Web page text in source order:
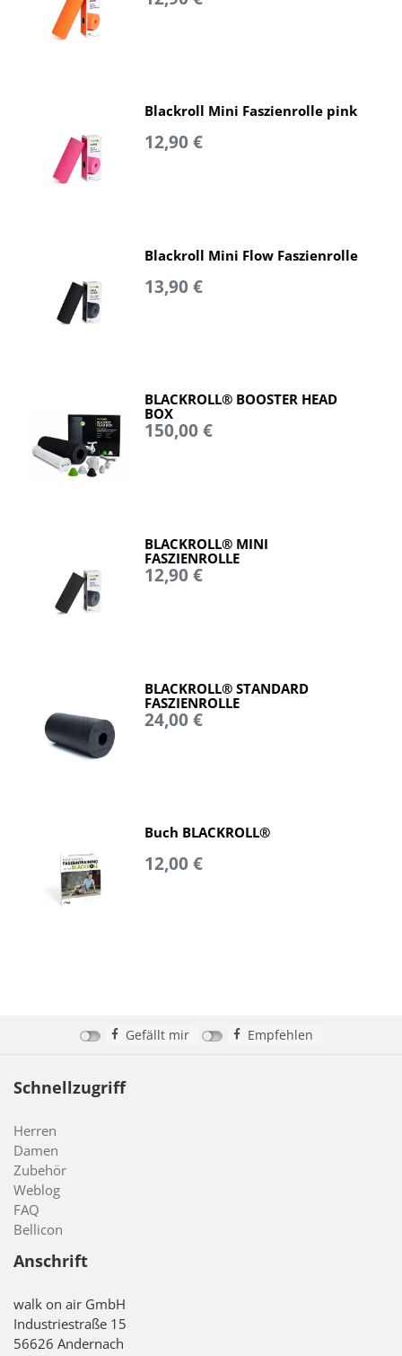
Blackroll Mini Faszienrolle pink
12,90 €
Blackroll Mini Flow Faszienrolle
13,90 €
BLACKROLL® BOOSTER HEAD
BOX
150,00 €
BLACKROLL® MINI
FASZIENROLLE
12,90 €
BLACKROLL® STANDARD
FASZIENROLLE
24,00 €
Buch BLACKROLL®
12,00 €
Gefällt mir Empfehlen
Schnellzugriff
Herren
Damen
Zubehör
Weblog
FAQ
Bellicon
Anschrift
walk on air GmbH
Industriestraße 15
56626 Andernach